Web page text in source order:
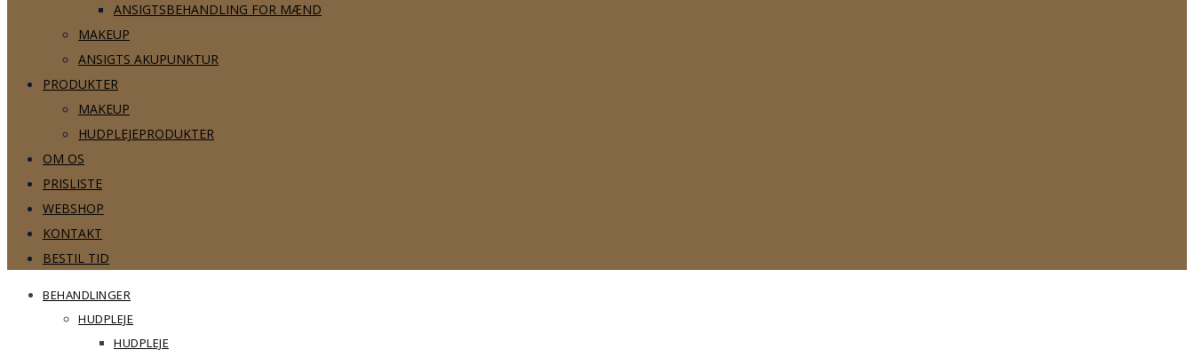
ANSIGTSBEHANDLING FOR MÆND
MAKEUP
ANSIGTS AKUPUNKTUR
PRODUKTER
MAKEUP
HUDPLEJEPRODUKTER
OM OS
PRISLISTE
WEBSHOP
KONTAKT
BESTIL TID
BEHANDLINGER
HUDPLEJE
HUDPLEJE